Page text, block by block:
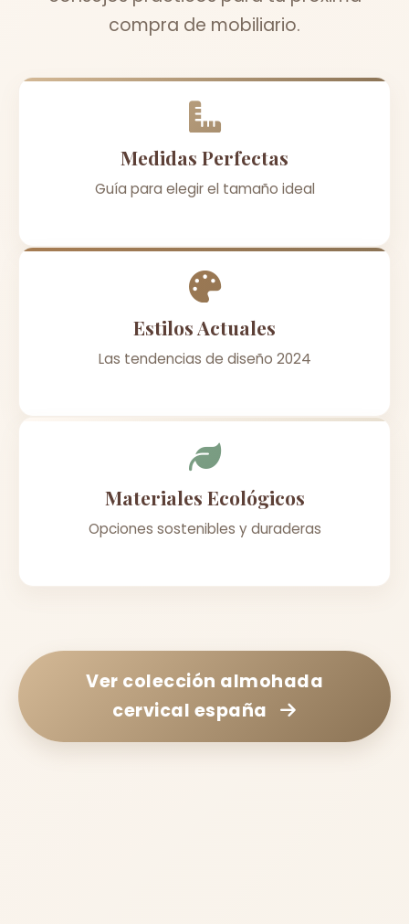
compra de mobiliario.
Medidas Perfectas
Guía para elegir el tamaño ideal
Estilos Actuales
Las tendencias de diseño 2024
Materiales Ecológicos
Opciones sostenibles y duraderas
Ver colección almohada
cervical españa